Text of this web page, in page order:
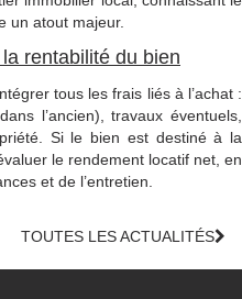
un atout majeur.
rentabilité du bien
tous les frais liés à l’achat :
l’ancien), travaux éventuels,
Si le bien est destiné à la
le rendement locatif net, en
et de l’entretien.
TOUTES LES ACTUALITÉS